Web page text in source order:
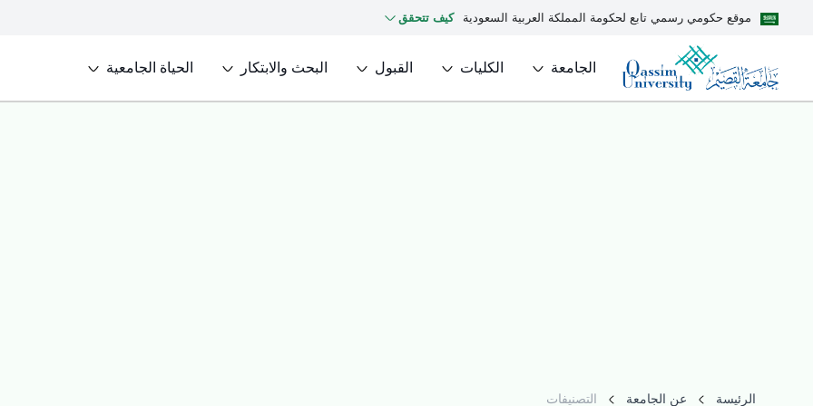
موقع حكومي رسمي تابع لحكومة المملكة العربية السعودية كيف تتحقق
الجامعة الكليات القبول البحث والابتكار الحياة الجامعية
الرئيسة عن الجامعة التصنيفات